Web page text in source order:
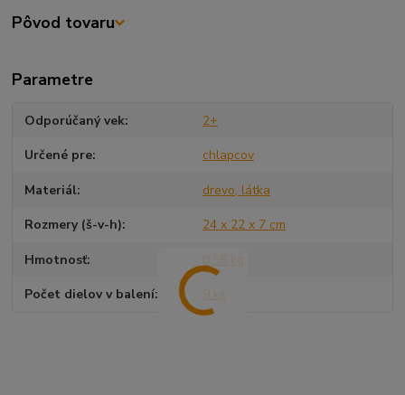
Pôvod tovaru
Parametre
Odporúčaný vek 2+
Určené pre chlapcov
Materiál drevo, látka
Rozmery (š-v-h) 24 x 22 x 7 cm
Hmotnosť 0,55 kg
Počet dielov v balení 9 ks